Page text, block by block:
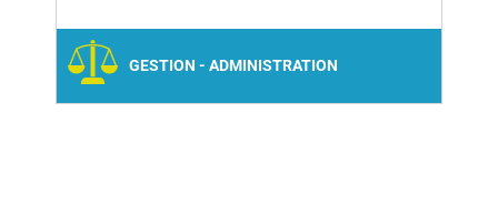
GESTION - ADMINISTRATION